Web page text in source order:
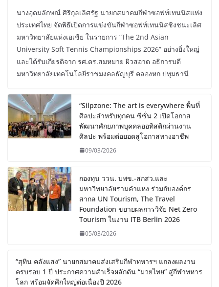
นางอุดมลักษณ์ ศิริกุลเลิศรัฐ นายกสมาคมกีฬาซอฟท์เทนนิสแห่ง
ประเทศไทย จัดพิธีเปิดการแข่งขันกีฬาซอฟท์เทนนิสชิงชนะเลิศ
มหาวิทยาลัยแห่งเอเชีย ในรายการ “The 2nd Asian
University Soft Tennis Championships 2026” อย่างยิ่งใหญ่
และได้รับเกียรติจาก รศ.ดร.สมหมาย ผิวสอาด อธิการบดี
มหาวิทยาลัยเทคโนโลยีราชมงคลธัญบุรี คลองหก ปทุมธานี
“Silpzone: The art is everywhere พื้นที่
ศิลปะสำหรับทุกคน ซีซั่น 2 เปิดโอกาส
พัฒนาศักยภาพบุคคลออทิสติกผ่านงาน
ศิลปะ พร้อมต่อยอดสู่โอกาสทางอาชีพ
09/03/2026
กองทุน ววน. บพข.-สกสว.และ
มหาวิทยาลัยรามคำแหง ร่วมกับองค์กร
สากล UN Tourism, The Travel
Foundation ขยายผลการวิจัย Net Zero
Tourism ในงาน ITB Berlin 2026
05/03/2026
“สุทิน คลังแสง” นายกสมาคมส่งเสริมกีฬาทหารฯ แถลงผลงาน
ครบรอบ 1 ปี ประกาศความสำเร็จผลักดัน “มวยไทย” สู่กีฬาทหาร
โลก พร้อมจัดศึกใหญ่ต่อเนื่องปี 2026